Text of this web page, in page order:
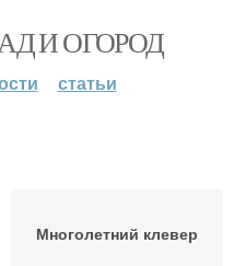
И ОГОРОД
статьи
Многолетний клевер